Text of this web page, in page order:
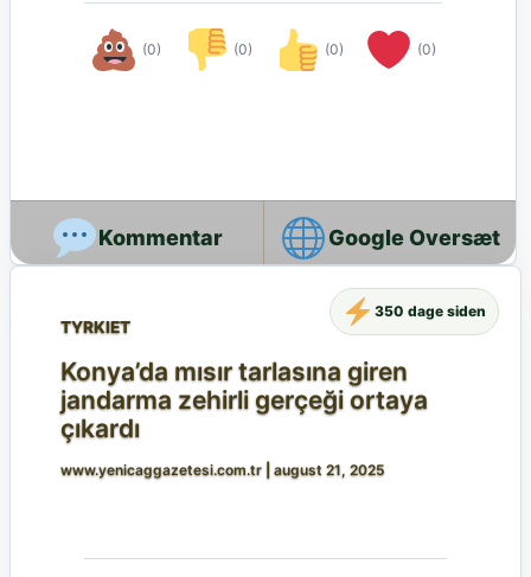
(0) (0) (0) (0)
Google Oversæt
TYRKIET
Konya’da mısır tarlasına giren
jandarma zehirli gerçeği ortaya
çıkardı
www.yenicaggazetesi.com.tr august 21, 2025
350 dage siden